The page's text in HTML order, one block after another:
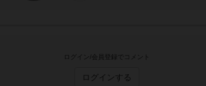
ログイン/会員登録でコメント
ログインする